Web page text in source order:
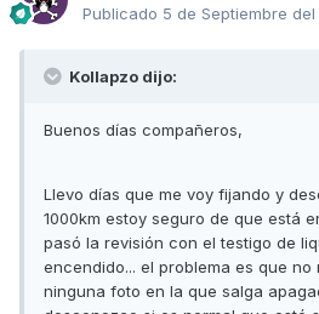
Publicado 5 de Septiembre del
Kollapzo dijo:
Buenos días compañeros,
Llevo días que me voy fijando y
1000km estoy seguro de que está
pasó la revisión con el testigo de
encendido... el problema es que
ninguna foto en la que salga